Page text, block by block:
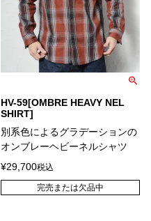
HV-59[OMBRE HEAVY NEL
SHIRT]
別系色によるグラデーションの
オンブレーヘビーネルシャツ
¥29,700税込
完売または欠品中